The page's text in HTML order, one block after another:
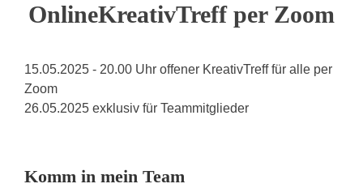
OnlineKreativTreff per Zoom
15.05.2025 - 20.00 Uhr offener KreativTreff für alle per
Zoom
26.05.2025 exklusiv für Teammitglieder
Komm in mein Team